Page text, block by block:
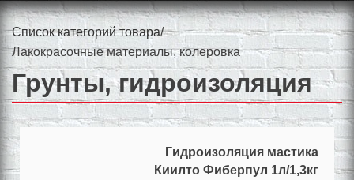
Список категорий товара/
Лакокрасочные материалы, колеровка
Грунты, гидроизоляция
Гидроизоляция мастика
Киилто Фиберпул 1л/1,3кг